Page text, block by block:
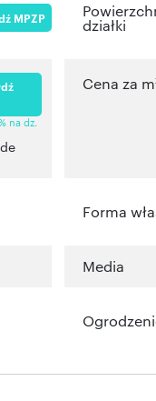
MPZP działki
na dz.
Cena za m
Forma
Media